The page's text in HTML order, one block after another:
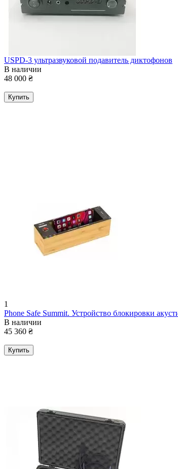
USPD-3 ультразвуковой подавитель диктофонов
В наличии
48 000 ₴
Купить
1
Phone Safe Summit. Устройство блокировки
В наличии
45 360 ₴
Купить